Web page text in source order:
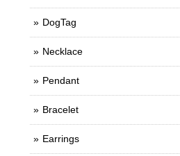
DogTag
Necklace
Pendant
Bracelet
Earrings